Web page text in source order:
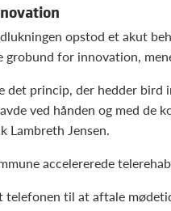
opstod et akut
grobund for innovation,
det princip, der hedder
ved hånden og med de
Lambreth Jensen.
accelererede
telefonen til at aftale